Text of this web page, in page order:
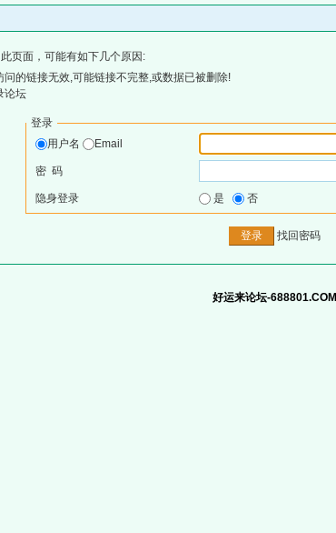
页面，可能有如下几个原因:
的链接无效,可能链接不完整,或数据已被删除!
论坛
登录
用户名
Email
密 码
隐身登录 是 否
找回密码
好运来论坛-688801.COM